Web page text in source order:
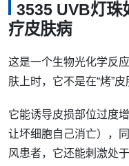
3535 UVB灯珠
疗皮肤病
这是一个生物光化学反
肤上时，它不是在“烤”皮
它能诱导皮损部位过度
让坏细胞自己消亡），
风患者，它还能刺激处